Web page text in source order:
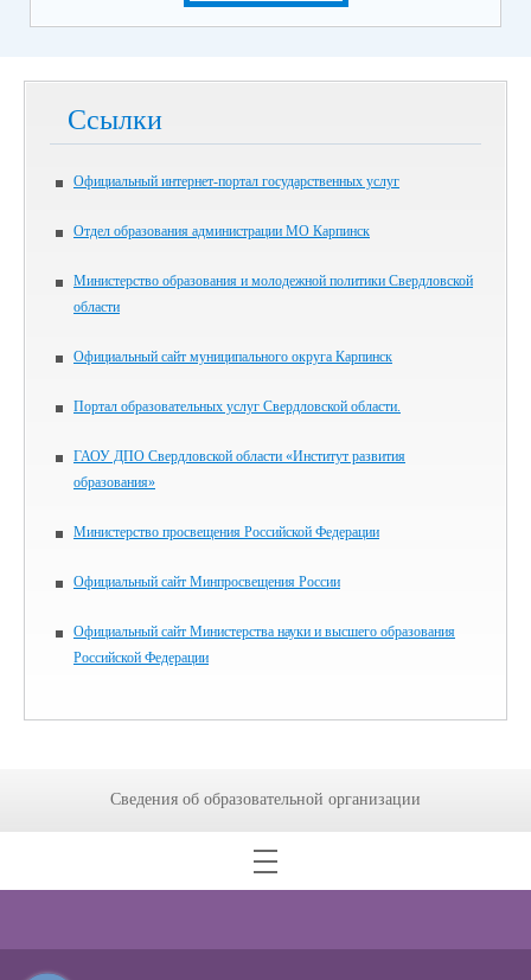
Ссылки
Официальный интернет-портал государственных услуг
Отдел образования администрации МО Карпинск
Министерство образования и молодежной политики Свердловской
области
Официальный сайт муниципального округа Карпинск
Портал образовательных услуг Свердловской области.
ГАОУ ДПО Свердловской области «Институт развития
образования»
Министерство просвещения Российской Федерации
Официальный сайт Минпросвещения России
Официальный сайт Министерства науки и высшего образования
Российской Федерации
Сведения об образовательной организации